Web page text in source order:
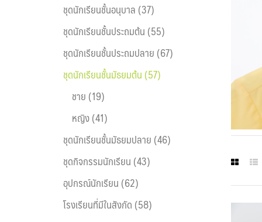
ชุดนักเรียนชั้นอนุบาล (37)
ชุดนักเรียนชั้นประถมต้น (55)
ชุดนักเรียนชั้นประถมปลาย (67)
ชุดนักเรียนชั้นมัธยมต้น (57)
ชาย (19)
หญิง (41)
ชุดนักเรียนชั้นมัธยมปลาย (46)
ชุดกิจกรรมนักเรียน (43)
อุปกรณ์นักเรียน (62)
โรงเรียนที่มีในสังกัด (58)